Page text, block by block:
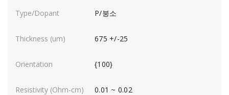
P/붕소
675 +/-25
{100}
0.01 ~ 0.02